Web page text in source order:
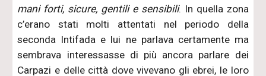
mani forti, sicure, gentili e sensibili. In quella zona
c’erano stati molti attentati nel periodo della
seconda Intifada e lui ne parlava certamente ma
sembrava interessasse di più ancora parlare dei
Carpazi e delle città dove vivevano gli ebrei, le loro